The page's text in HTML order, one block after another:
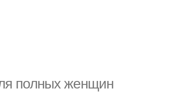
полных женщин